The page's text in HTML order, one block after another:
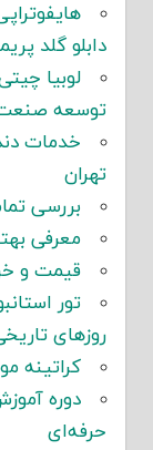
دابلو گلد
لوبیا
توسعه صنعت
خدمات
تهران
بررسی
معرفی
قیمت و
تور
روزهای
کراتینه
دوره
حرفه‌ای